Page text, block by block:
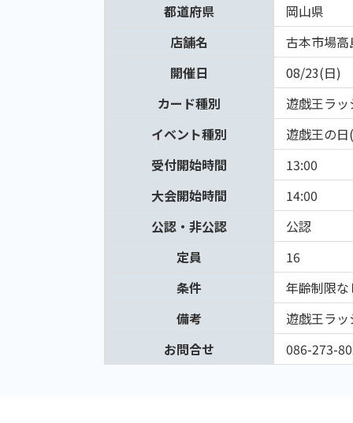
都道府県
岡山県
店舗名
古本市場高
開催日
08/23(日)
カード種別
遊戯王ラ
イベント種別
遊戯王の
受付開始時間
13:00
大会開始時間
14:00
公認・非公認
公認
定員
16
条件
年齢制限な
備考
遊戯王ラ
お問合せ
086-273-